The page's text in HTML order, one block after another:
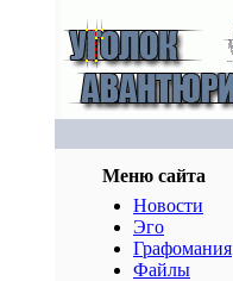
Меню сайта
Новости
Эго
Графомания
Файлы